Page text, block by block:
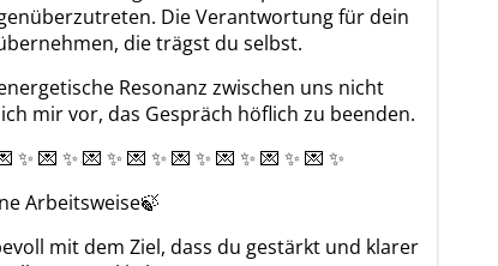
Die Verantwortung für dein
die trägst du selbst.
Resonanz zwischen uns nicht
mir vor, das Gespräch höflich zu beenden.
✨ 💌 ✨ 💌 ✨ 💌 ✨ 💌 ✨ 💌 ✨ 💌 ✨ 💌 ✨
Arbeitsweise🍃
mit dem Ziel, dass du gestärkt und klarer